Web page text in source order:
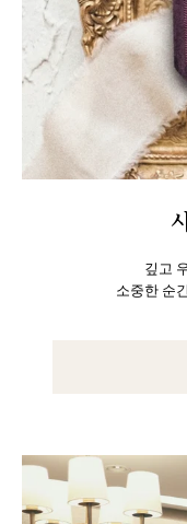
깊고
소중한 순